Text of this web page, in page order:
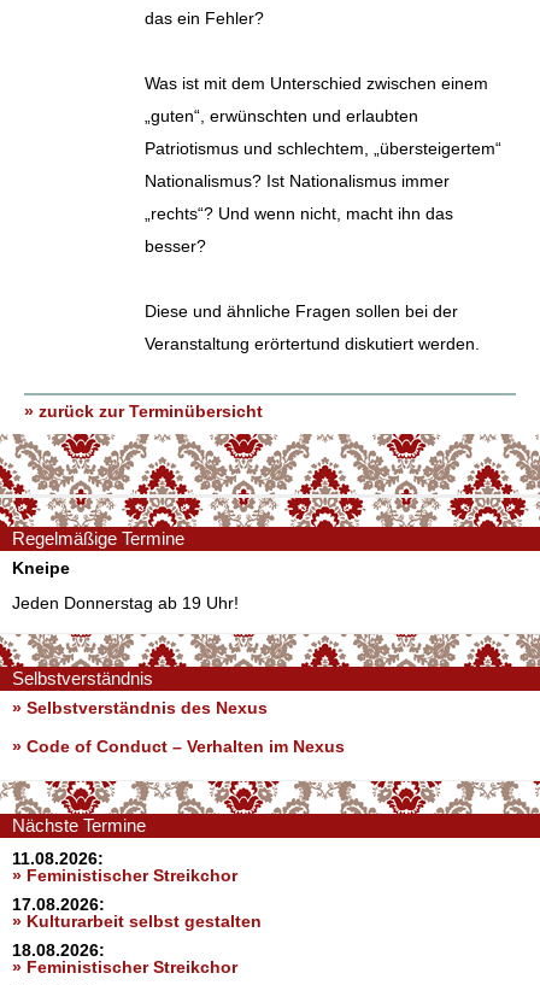
das ein Fehler?
Was ist mit dem Unterschied zwischen einem
„guten“, erwünschten und erlaubten
Patriotismus und schlechtem, „übersteigertem“
Nationalismus? Ist Nationalismus immer
„rechts“? Und wenn nicht, macht ihn das
besser?
Diese und ähnliche Fragen sollen bei der
Veranstaltung erörtertund diskutiert werden.
» zurück zur Terminübersicht
Regelmäßige Termine
Kneipe
Jeden Donnerstag ab 19 Uhr!
Selbstverständnis
» Selbstverständnis des Nexus
» Code of Conduct – Verhalten im Nexus
Nächste Termine
11.08.2026:
» Feministischer Streikchor
17.08.2026:
» Kulturarbeit selbst gestalten
18.08.2026:
» Feministischer Streikchor